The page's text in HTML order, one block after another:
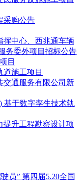
知后30日历日内送达
二十二条规定;
日，每天上午9:00至
定节假日除外)
采购公告
挥中心、西兆通车辆
务委外项目招标公告
目
道施工项目
交通服务有限公司新
基于数字孪生技术轨
提升工程勘察设计项
员” 第四届5.20全国